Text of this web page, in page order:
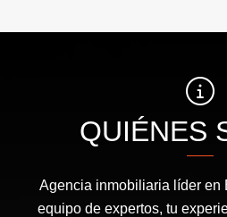
QUIÉNES
Agencia inmobiliaria líder en
equipo de expertos, tu